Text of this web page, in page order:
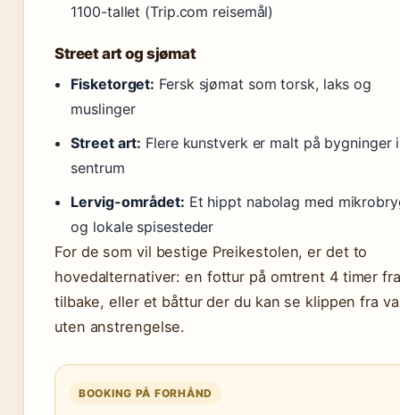
1100-tallet (Trip.com reisemål)
Street art og sjømat
Fisketorget: Fersk sjømat som torsk, laks og
muslinger
Street art: Flere kunstverk er malt på bygninger i
sentrum
Lervig-området: Et hippt nabolag med
og lokale spisesteder
For de som vil bestige Preikestolen, er det to
hovedalternativer: en fottur på omtrent 4 timer
tilbake, eller et båttur der du kan se klippen fra
uten anstrengelse.
BOOKING PÅ FORHÅND